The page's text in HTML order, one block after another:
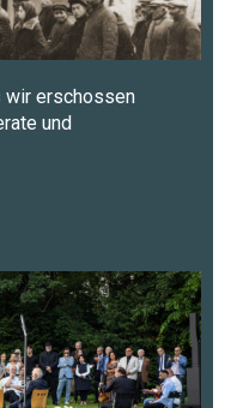
wir erschossen
und